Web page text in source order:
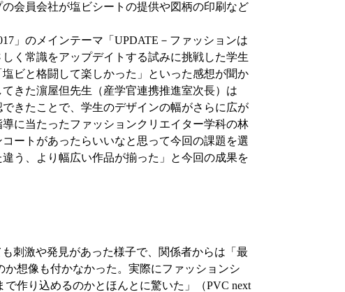
会員会社が塩ビシートの提供や図柄の印刷など
」のメインテーマ「UPDATE－ファッションは
く常識をアップデイトする試みに挑戦した学生
ビと格闘して楽しかった」といった感想が聞か
きた濵屋但先生（産学官連携推進室次長）は
きたことで、学生のデザインの幅がさらに広が
に当たったファッションクリエイター学科の林
ートがあったらいいなと思って今回の課題を選
う、より幅広い作品が揃った」と今回の成果を
刺激や発見があった様子で、関係者からは「最
か想像も付かなかった。実際にファッションシ
で作り込めるのかとほんとに驚いた」（PVC next